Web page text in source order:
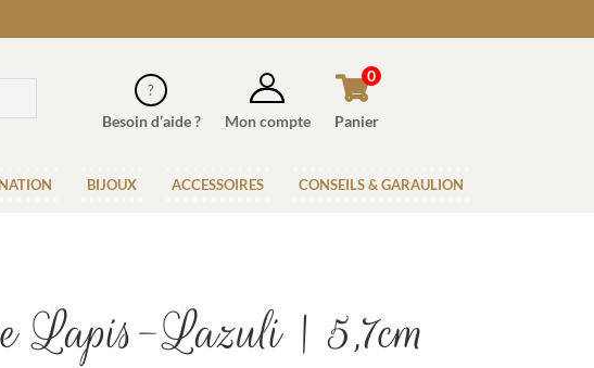
Besoin d’aide ? Mon compte Panier
0
BIJOUX ACCESSOIRES CONSEILS & GARAULION
Lapis-Lazuli | 5,7cm